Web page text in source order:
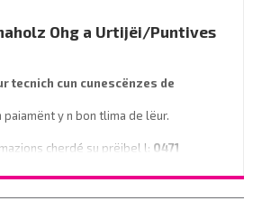
Ohg a Urtijëi/Puntives
tecnich cun cunescënzes de
paiamënt y n bon tlima de lëur.
cherdé su prëibel l: 0471
a